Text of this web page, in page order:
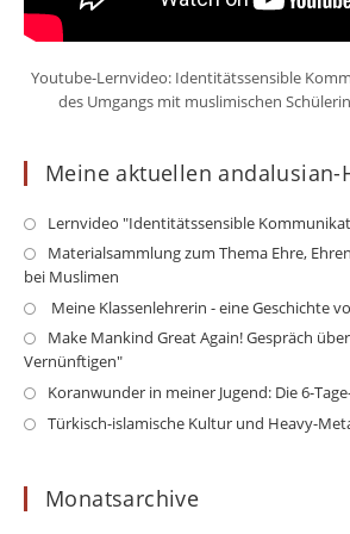
Youtube-Lernvideo: Identitätssensible
des Umgangs mit muslimischen
Meine aktuellen andalusian-
Lernvideo "Identitätssensible
Materialsammlung zum Thema Ehre,
bei Muslimen
Meine Klassenlehrerin - eine Geschichte
Make Mankind Great Again! Gespräch
Vernünftigen"
Koranwunder in meiner Jugend: Die 6-
Türkisch-islamische Kultur und Heavy-
Monatsarchive